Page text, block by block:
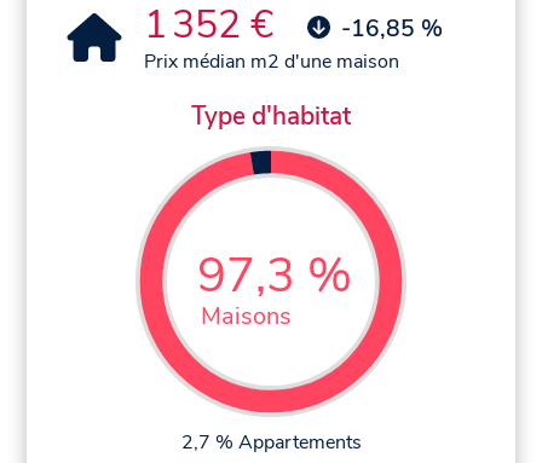
1 352 € -16,85 %
Prix médian m2 d'une maison
Type d'habitat
97,3 %
Maisons
2,7 % Appartements